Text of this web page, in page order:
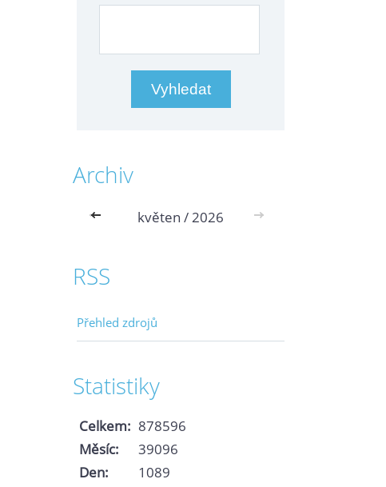
Archiv
<< květen / 2026 >>
RSS
Přehled zdrojů
Statistiky
Celkem: 878596
Měsíc:
39096
Den:
1089